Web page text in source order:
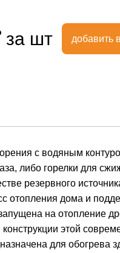
за шт добавить
c водяным
либо горелки для
резервного
отопления дома и
на отопление
этой
для